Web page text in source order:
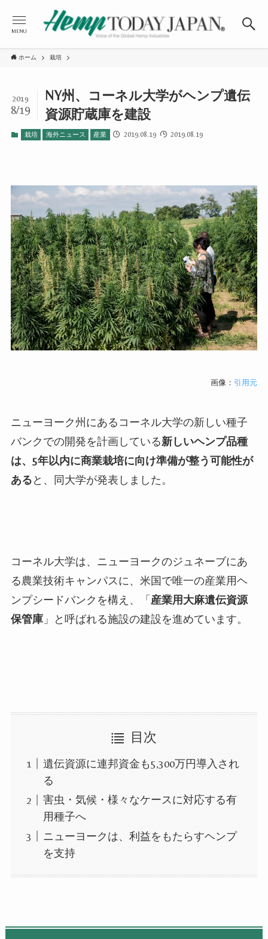
MENU
ホーム 栽培
NY州、コーネル大学がヘンプ遺伝
資源貯蔵庫を建設
2019
8/19
栽培 海外ニュース 産業 2019.08.19 2019.08.19
画像： 引用元
ニューヨーク州にあるコーネル大学の新しい種子
バンクでの開発を計画している新しいヘンプ品種
は、 5年以内に商業栽培に向け準備が整う可能性が
あると、同大学が発表しました。
コーネル大学は、ニューヨークのジュネーブにあ
る農業技術キャンパスに、米国で唯一の産業用ヘ
ンプシードバンクを構え、「産業用大麻遺伝資源
保管庫」と呼ばれる施設の建設を進めています。
目次
遺伝資源に連邦資金も5,300万円導入され
る
害虫・気候・様々なケースに対応する有
用種子へ
ニューヨークは、利益をもたらすヘンプ
を支持